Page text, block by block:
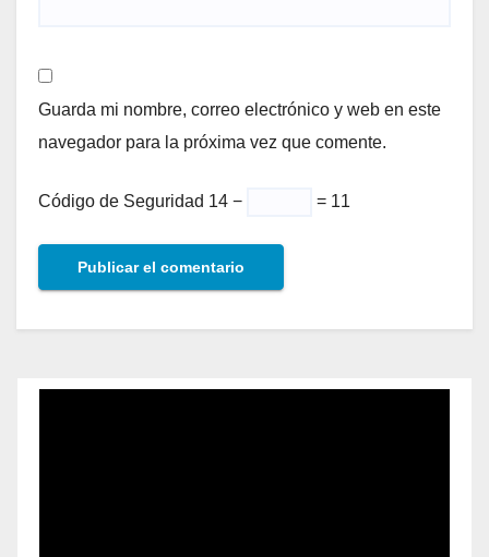
Guarda mi nombre, correo electrónico y web en este
navegador para la próxima vez que comente.
Código de Seguridad 14 − = 11